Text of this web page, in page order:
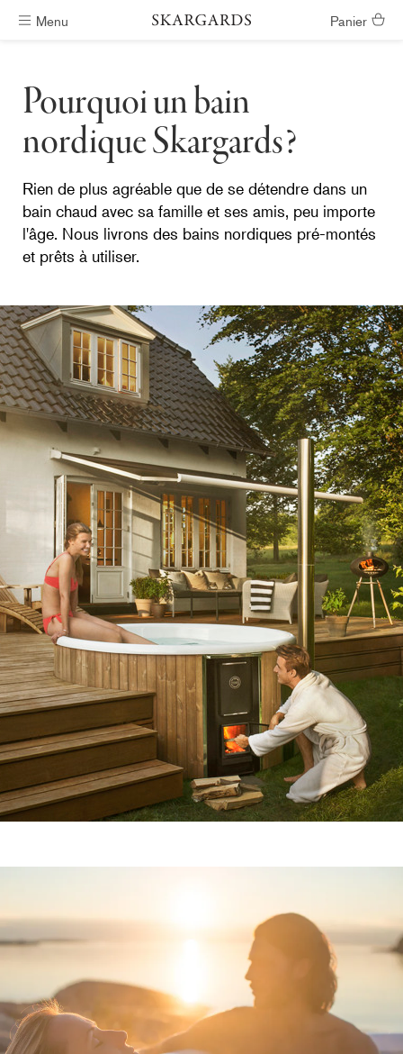
Menu Livraison gratuite Panier
Pourquoi un bain
nordique Skargards?
Rien de plus agréable que de se détendre dans un
bain chaud avec sa famille et ses amis, peu importe
l'âge. Nous livrons des bains nordiques pré-montés
et prêts à utiliser.